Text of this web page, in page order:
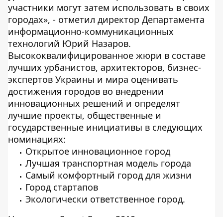
участники могут затем использовать в своих
городах», - отметил директор Департамента
информационно-коммуникационных
технологий Юрий Назаров.
Высококвалифицированное жюри в составе
лучших урбанистов, архитекторов, бизнес-
экспертов Украины и мира оценивать
достижения городов во внедрении
инновационных решений и определят
лучшие проекты, общественные и
государственные инициативы в следующих
номинациях:
Открытое инновационное город
Лучшая транспортная модель города
Самый комфортный город для жизни
Город стартапов
Экологически ответственное город.